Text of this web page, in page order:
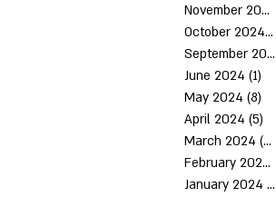
November 2024
October 2024(6)
September 2024
June 2024 (1)
May 2024 (8)
April 2024 (5)
March 2024 (10)
February 2024
January 2024 (9)